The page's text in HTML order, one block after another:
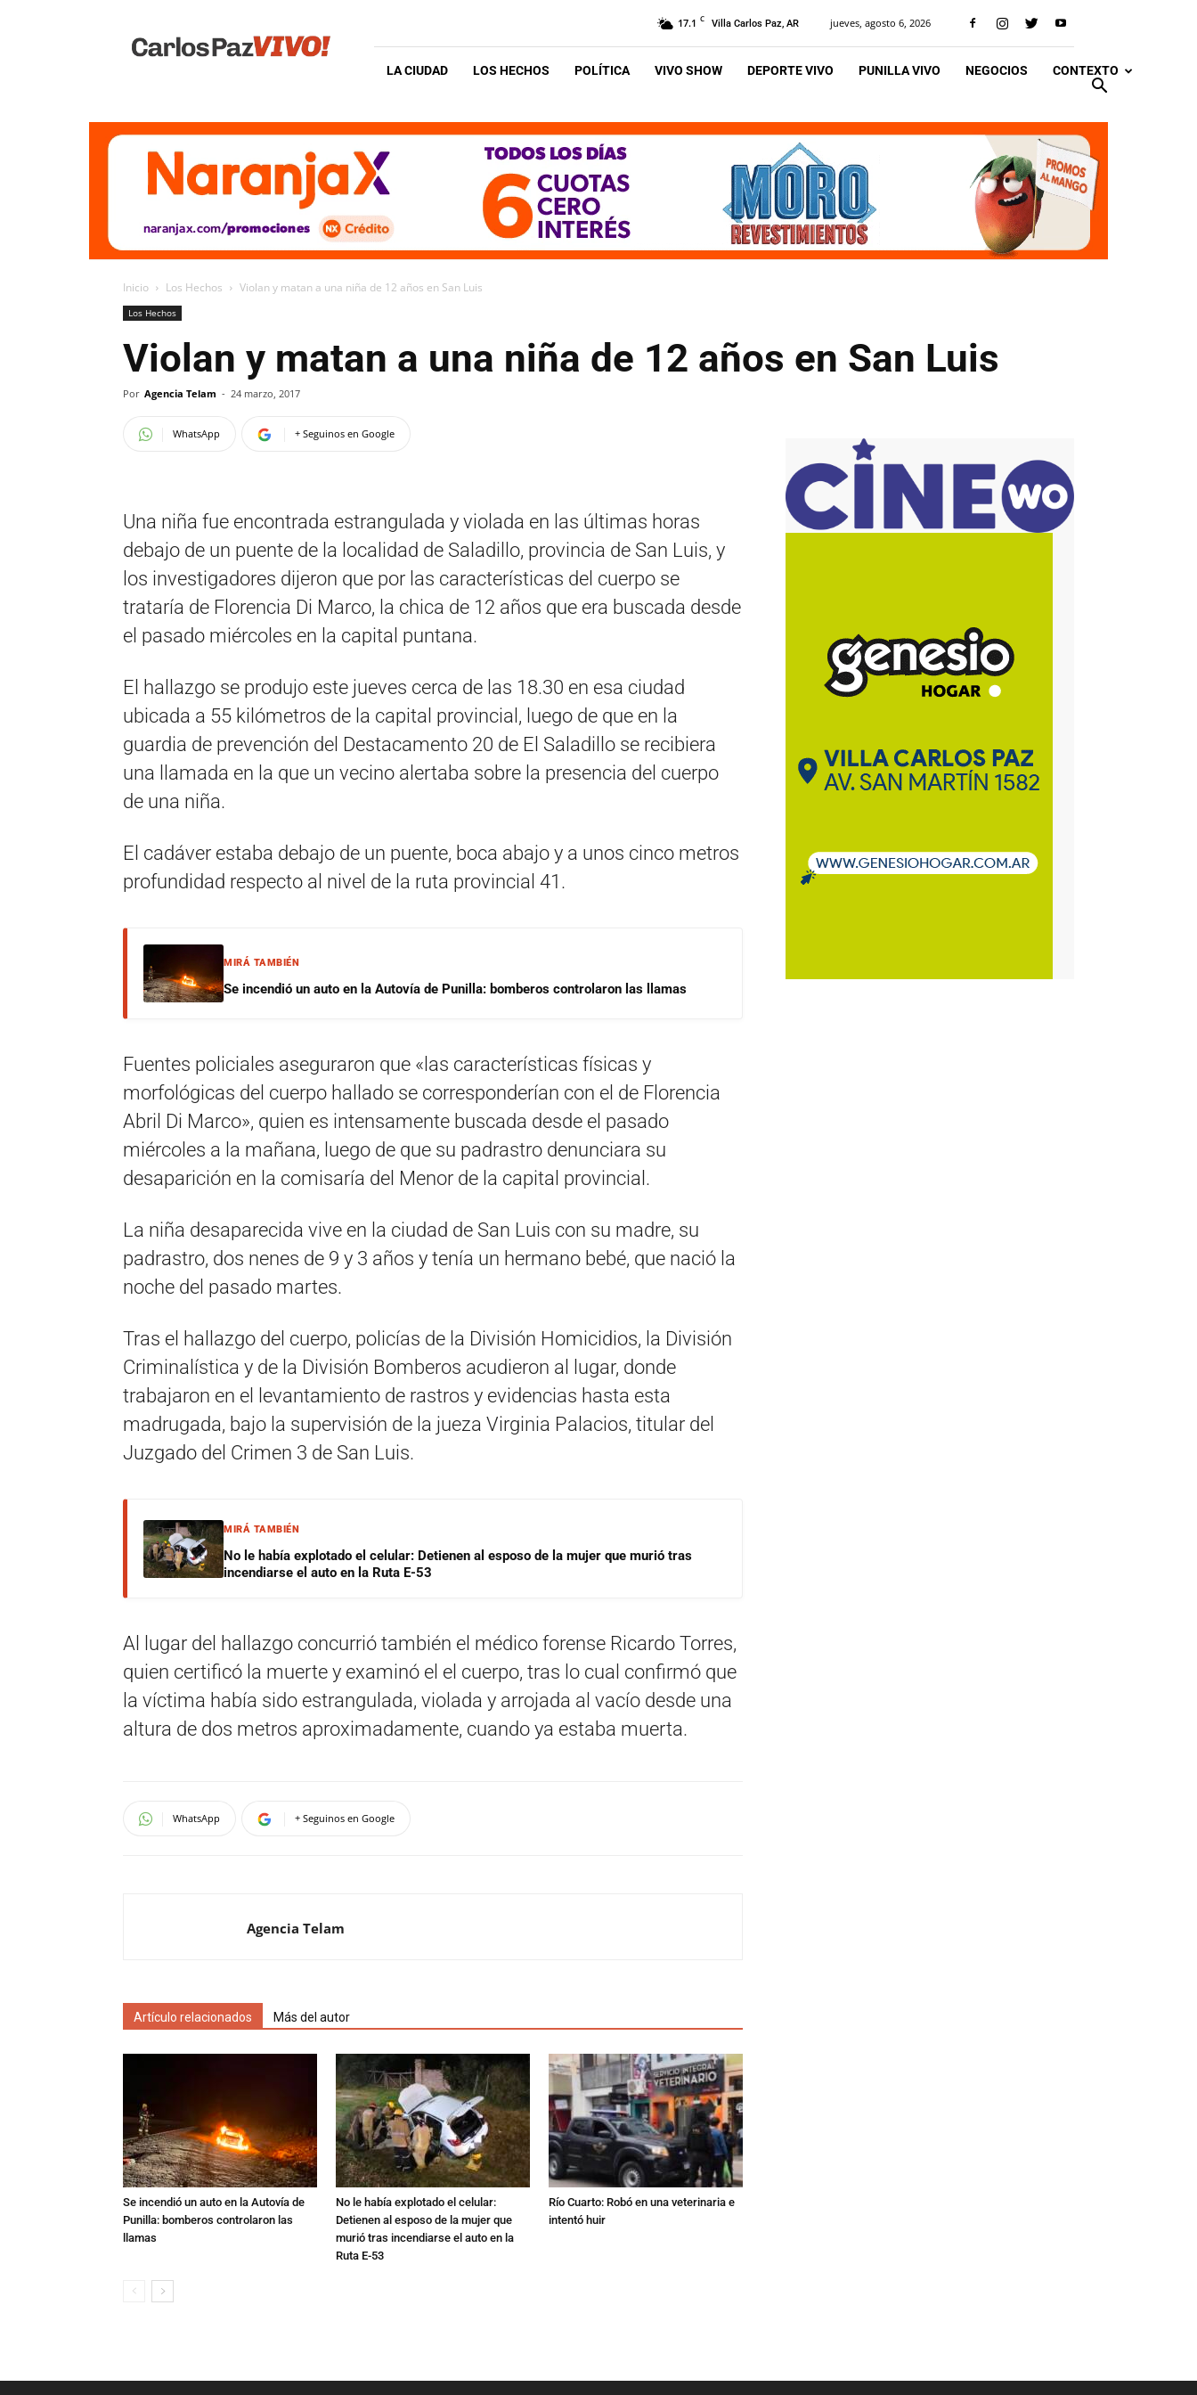
Vivo
17.1 C Villa Carlos Paz, AR jueves, agosto 6, 2026
LA CIUDAD LOS HECHOS POLÍTICA VIVO SHOW DEPORTE VIVO PUNILLA VIVO NEGOCIOS CONTEXTO
Inicio Los Hechos Violan y matan a una niña de 12 años en San Luis
Los Hechos
Violan y matan a una niña de 12 años en San Luis
Por Agencia Telam - 24 marzo, 2017
WhatsApp + Seguinos en Google
Una niña fue encontrada estrangulada y violada en las últimas horas
debajo de un puente de la localidad de Saladillo, provincia de San Luis, y
los investigadores dijeron que por las características del cuerpo se
trataría de Florencia Di Marco, la chica de 12 años que era buscada desde
el pasado miércoles en la capital puntana.
El hallazgo se produjo este jueves cerca de las 18.30 en esa ciudad
ubicada a 55 kilómetros de la capital provincial, luego de que en la
guardia de prevención del Destacamento 20 de El Saladillo se recibiera
una llamada en la que un vecino alertaba sobre la presencia del cuerpo
de una niña.
El cadáver estaba debajo de un puente, boca abajo y a unos cinco metros
profundidad respecto al nivel de la ruta provincial 41.
MIRÁ TAMBIÉN
Se incendió un auto en la Autovía de Punilla: bomberos controlaron las llamas
Fuentes policiales aseguraron que «las características físicas y
morfológicas del cuerpo hallado se corresponderían con el de Florencia
Abril Di Marco», quien es intensamente buscada desde el pasado
miércoles a la mañana, luego de que su padrastro denunciara su
desaparición en la comisaría del Menor de la capital provincial.
La niña desaparecida vive en la ciudad de San Luis con su madre, su
padrastro, dos nenes de 9 y 3 años y tenía un hermano bebé, que nació la
noche del pasado martes.
Tras el hallazgo del cuerpo, policías de la División Homicidios, la División
Criminalística y de la División Bomberos acudieron al lugar, donde
trabajaron en el levantamiento de rastros y evidencias hasta esta
madrugada, bajo la supervisión de la jueza Virginia Palacios, titular del
Juzgado del Crimen 3 de San Luis.
MIRÁ TAMBIÉN
No le había explotado el celular: Detienen al esposo de la mujer que murió tras
incendiarse el auto en la Ruta E-53
Al lugar del hallazgo concurrió también el médico forense Ricardo Torres,
quien certificó la muerte y examinó el el cuerpo, tras lo cual confirmó que
la víctima había sido estrangulada, violada y arrojada al vacío desde una
altura de dos metros aproximadamente, cuando ya estaba muerta.
WhatsApp + Seguinos en Google
Agencia Telam
Artículo relacionados Más del autor
Se incendió un auto en la Autovía de
Punilla: bomberos controlaron las
llamas
No le había explotado el celular:
Detienen al esposo de la mujer que
murió tras incendiarse el auto en la
Ruta E-53
Río Cuarto: Robó en una veterinaria e
intentó huir